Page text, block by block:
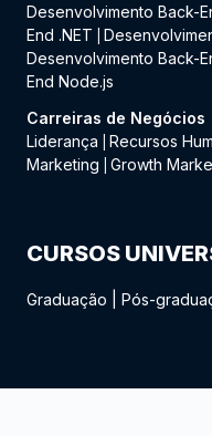
Desenvolvimento Back-
End .NET
Desenvolvimento Back-
End Node.js
Carreiras de Negócios
Liderança
Recursos
Marketing
Growth
CURSOS
Graduação Pós-